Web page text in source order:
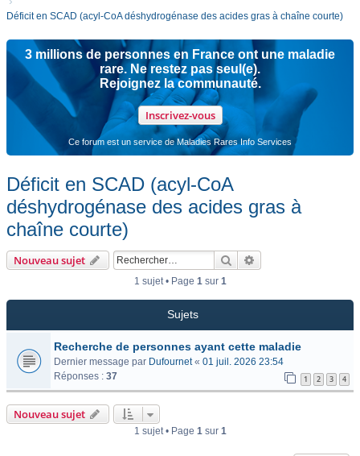
Déficit en SCAD (acyl-CoA déshydrogénase des acides gras à chaîne courte)
3 millions de personnes en France ont une maladie
rare. Ne restez pas seul(e).
Rejoignez la communauté.
Inscrivez-vous
Ce forum est un service de Maladies Rares Info Services
Déficit en SCAD (acyl-CoA
déshydrogénase des acides gras à
chaîne courte)
Nouveau sujet Rechercher
1 sujet • Page 1sur 1
Sujets
Recherche de personnes ayant cette maladie
Dernier message par Dufournet« 01 juil. 2026 23:54
Réponses : 37 1 2 3 4
Nouveau sujet
1 sujet • Page 1sur 1